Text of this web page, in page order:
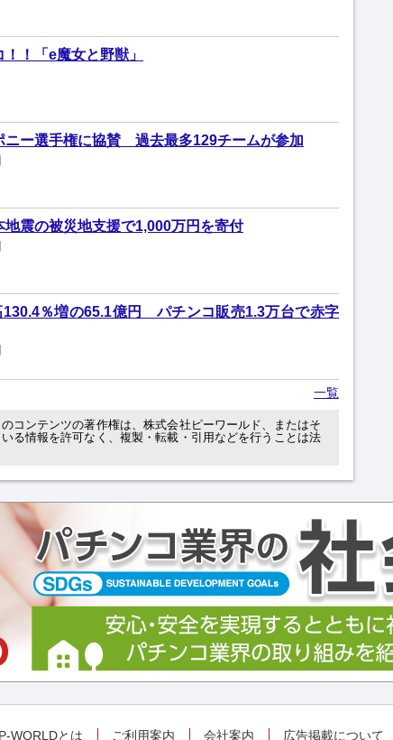
！「e魔女と野獣」
ニー選手権に協賛 過去最多129チームが参加
震の被災地支援で1,000万円を寄付
％増の65.1億円 パチンコ販売1.3万台で赤字
一覧
コンテンツの著作権は、株式会社ピーワールド、またはそ
る情報を許可なく、複製・転載・引用などを行うことは法
P-WORLDとは ご利用案内 会社案内 広告掲載について